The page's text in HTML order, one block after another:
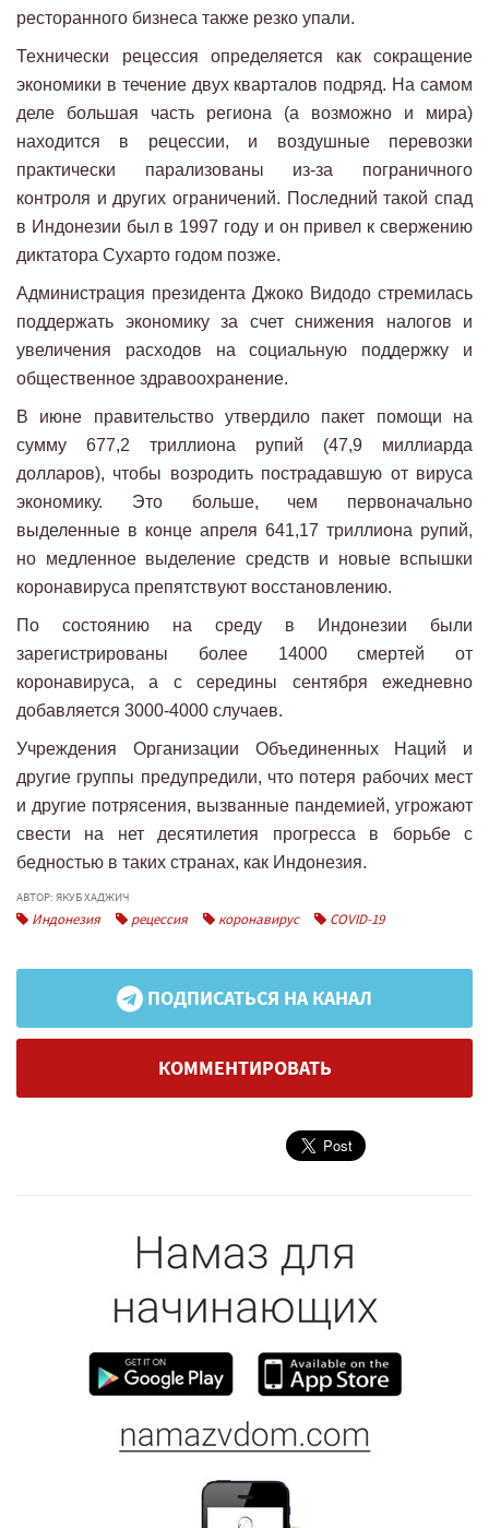
ресторанного бизнеса также резко упали.
Технически рецессия определяется как сокращение
экономики в течение двух кварталов подряд. На самом
деле большая часть региона (а возможно и мира)
находится в рецессии, и воздушные перевозки
практически парализованы из-за пограничного
контроля и других ограничений. Последний такой спад
в Индонезии был в 1997 году и он привел к свержению
диктатора Сухарто годом позже.
Администрация президента Джоко Видодо стремилась
поддержать экономику за счет снижения налогов и
увеличения расходов на социальную поддержку и
общественное здравоохранение.
В июне правительство утвердило пакет помощи на
сумму 677,2 триллиона рупий (47,9 миллиарда
долларов), чтобы возродить пострадавшую от вируса
экономику. Это больше, чем первоначально
выделенные в конце апреля 641,17 триллиона рупий,
но медленное выделение средств и новые вспышки
коронавируса препятствуют восстановлению.
По состоянию на среду в Индонезии были
зарегистрированы более 14000 смертей от
коронавируса, а с середины сентября ежедневно
добавляется 3000-4000 случаев.
Учреждения Организации Объединенных Наций и
другие группы предупредили, что потеря рабочих мест
и другие потрясения, вызванные пандемией, угрожают
свести на нет десятилетия прогресса в борьбе с
бедностью в таких странах, как Индонезия.
АВТОР: ЯКУБ ХАДЖИЧ
Индонезия рецессия коронавирус COVID-19
ПОДПИСАТЬСЯ НА КАНАЛ
КОММЕНТИРОВАТЬ